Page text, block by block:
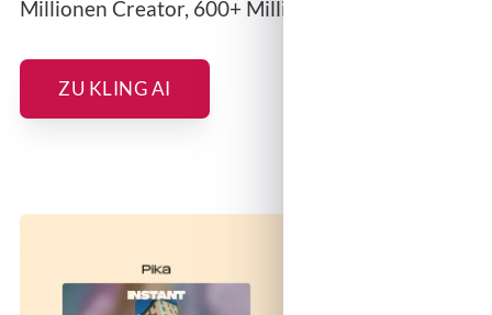
Millionen Creator, 600+ Millionen Videos
ZU KLING AI